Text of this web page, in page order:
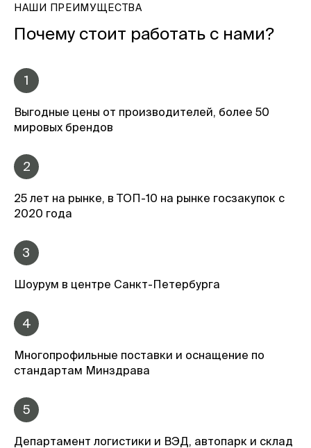
НАШИ ПРЕИМУЩЕСТВА
Почему стоит работать с нами?
1
Выгодные цены от производителей, более 50
мировых брендов
2
25 лет на рынке, в ТОП-10 на рынке госзакупок с
2020 года
3
Шоурум в центре Санкт-Петербурга
4
Многопрофильные поставки и оснащение по
стандартам Минздрава
5
Департамент логистики и ВЭД, автопарк и склад